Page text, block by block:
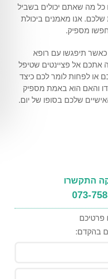
מה שאתם יכולים בשביל
אנו מאמנים ביכולת
מספיק.
תיפגשו עם רופא
אתכם אל פציינטים שטיפל
או לפחות לומר לכם כיצד
והאם הוא באמת מספיק
שלכם בסופו של יום.
התקשרו
פרטיכם
בהקדם: